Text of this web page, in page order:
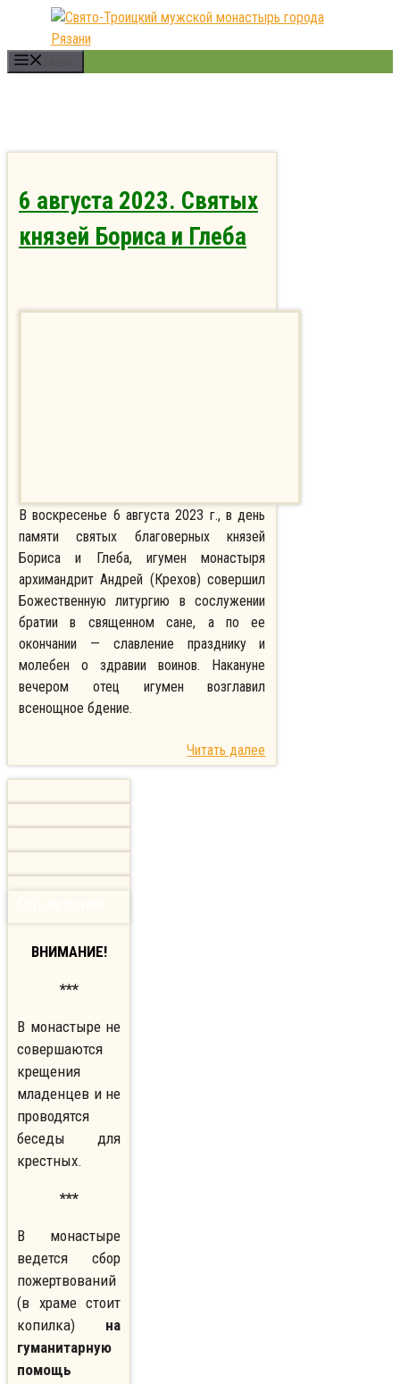
Перейти
содержимому
6 августа 2023. Святых
князей Бориса и Глеба
В воскресенье 6 августа 2023 г., в день
памяти святых благоверных князей
Бориса и Глеба, игумен монастыря
архимандрит Андрей (Крехов) совершил
Божественную литургию в сослужении
братии в священном сане, а по ее
окончании — славление празднику и
молебен о здравии воинов. Накануне
вечером отец игумен возглавил
всенощное бдение.
Читать далее
ВНИМАНИЕ!
***
В монастыре не
совершаются
крещения
младенцев и не
проводятся
беседы для
крестных.
***
В монастыре
ведется сбор
пожертвований
(в храме стоит
копилка) на
гуманитарную
помощь